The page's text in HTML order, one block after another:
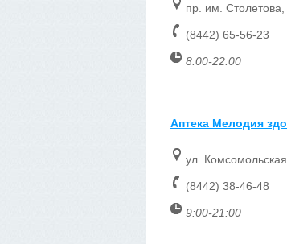
пр. им.
(8442) 65-56-23
8:00-22:00
Аптека Мелодия
ул.
(8442) 38-46-48
9:00-21:00